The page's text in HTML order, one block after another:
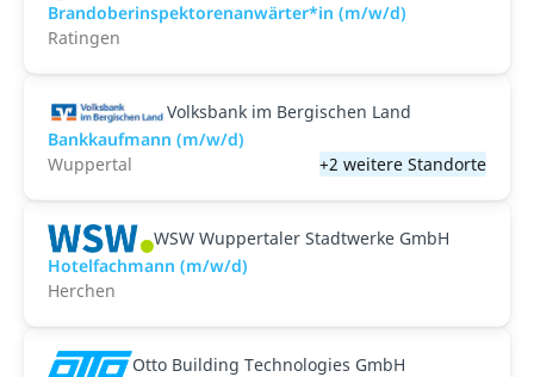
Brandoberinspektorenanwärter*in (m/w/d)
Ratingen
Volksbank im Bergischen Land
Bankkaufmann (m/w/d)
Wuppertal
+2 weitere Standorte
WSW Wuppertaler Stadtwerke GmbH
Hotelfachmann (m/w/d)
Herchen
Otto Building Technologies GmbH